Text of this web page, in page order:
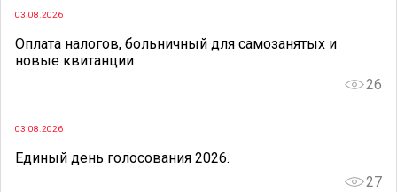
03.08.2026
Оплата налогов, больничный для самозанятых и
новые квитанции
26
03.08.2026
Единый день голосования 2026.
27